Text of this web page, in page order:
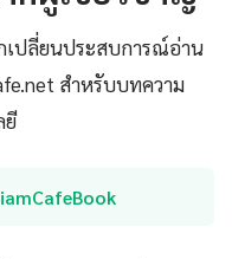
เปลี่ยนประสบการณ์อ่าน
สำหรับบทความ
ยี